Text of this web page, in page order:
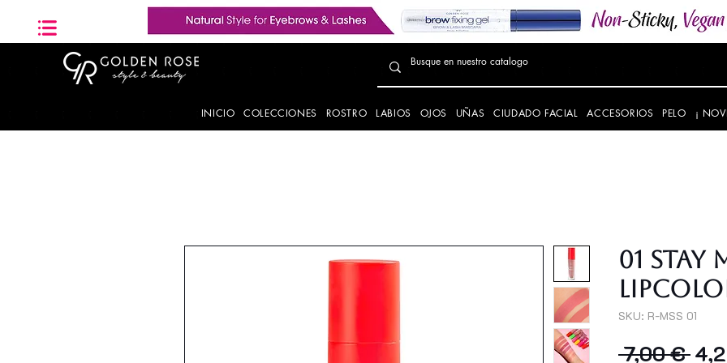
INICIO COLECCIONES ROSTRO LABIOS OJOS UÑAS CIUDADO FACIAL ACCESORIOS PELO ¡
01 STAY
SKU: R-MSS 01
7,00 €